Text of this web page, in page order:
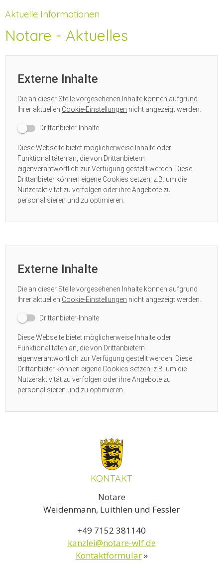
Aktuelle Informationen
Notare - Aktuelles
Externe Inhalte
Die an dieser Stelle vorgesehenen Inhalte können aufgrund
Ihrer aktuellen Cookie-Einstellungen nicht angezeigt werden.
Drittanbieter-Inhalte
Diese Webseite bietet möglicherweise Inhalte oder
Funktionalitäten an, die von Drittanbietern
eigenverantwortlich zur Verfügung gestellt werden. Diese
Drittanbieter können eigene Cookies setzen, z.B. um die
Nutzeraktivität zu verfolgen oder ihre Angebote zu
personalisieren und zu optimieren.
Externe Inhalte
Die an dieser Stelle vorgesehenen Inhalte können aufgrund
Ihrer aktuellen Cookie-Einstellungen nicht angezeigt werden.
Drittanbieter-Inhalte
Diese Webseite bietet möglicherweise Inhalte oder
Funktionalitäten an, die von Drittanbietern
eigenverantwortlich zur Verfügung gestellt werden. Diese
Drittanbieter können eigene Cookies setzen, z.B. um die
Nutzeraktivität zu verfolgen oder ihre Angebote zu
personalisieren und zu optimieren.
KONTAKT
Notare
Weidenmann, Luithlen und Fessler
+49 7152 381140
kanzlei@notare-wlf.de
Kontaktformular»